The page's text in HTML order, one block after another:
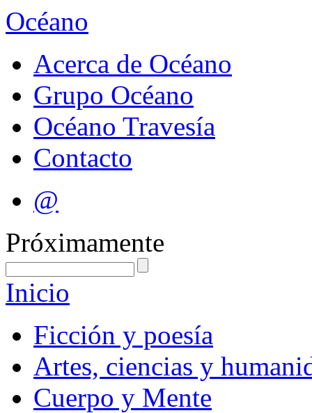
Océano
Acerca de Océano
Grupo Océano
Océano Travesía
Contacto
@
Próximamente
Inicio
Ficción y poesía
Artes, ciencias y
Cuerpo y Mente